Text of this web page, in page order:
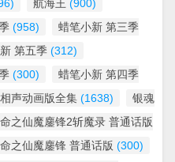
航海王 (900)
(958)
蜡笔小新 第三季
第五季 (312)
(300)
蜡笔小新 第四季
声动画版全集 (1638)
银魂
之仙魔鏖锋2斩魔录 普通话版
之仙魔鏖锋 普通话版 (300)